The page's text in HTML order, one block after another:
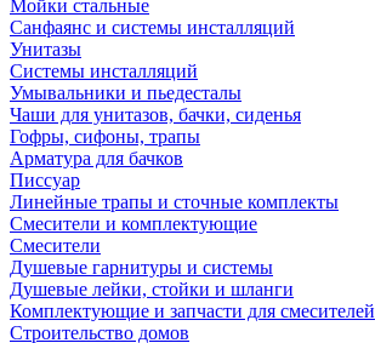
Мойки стальные
Санфаянс и системы инсталляций
Унитазы
Системы инсталляций
Умывальники и пьедесталы
Чаши для унитазов, бачки, сиденья
Гофры, сифоны, трапы
Арматура для бачков
Писсуар
Линейные трапы и сточные комплекты
Смесители и комплектующие
Смесители
Душевые гарнитуры и системы
Душевые лейки, стойки и шланги
Комплектующие и запчасти для смесителей
Строительство домов